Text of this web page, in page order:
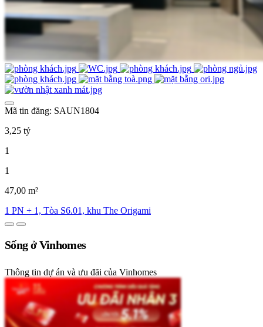
Mã tin đăng: SAUN1804
3,25 tỷ
1
1
47,00 m²
1 PN + 1, Tòa S6.01, khu The Origami
Sống ở Vinhomes
Thông tin dự án và ưu đãi của Vinhomes